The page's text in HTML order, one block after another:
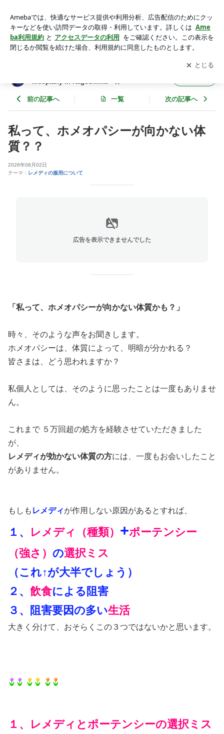
島☆ Blue Rose ☆ Homeopathy in Kagoshima ☆
アプリをダウンロードして ブログの更新通知
を受け取りまし
ょう。
開く
meopathy in Kagoshima ☆
前の記事へ 一覧 次の記事へ
私って、ホメオパシーが向かない体
質？？
2026年08月02日
テーマ： レメディの服用について
広告を表示できませんでした
「私って、ホメオパシーが向かない体質かも？」
時々、そのような声をお聞きします。
ホメオパシーは、体質によって、明暗が分かれる？
皆さまは、どう思われますか？
私個人としては、そのように思ったことは一度もありませ
ん。
これまで ５万回超の処方を経験させていただきました
が、
レメディが効かない体質の方には、一度もお会いしたこと
がありません。
もしも レメディが作用しない原因があるとすれば、
１、 レメディ（種類） +ポーテンシー
（強さ） の選択ミス
（これ↑が大半でしょう）
２、 飲食による阻害
３、阻害要因の多い生活
大きく分けて、おそらくこの３つではないかと思います。
１、レメディとポーテンシーの選択ミス